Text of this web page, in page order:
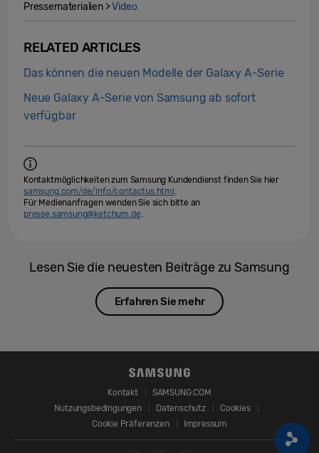
Pressematerialien >Video
RELATED ARTICLES
Das können die neuen Modelle der Galaxy A-Serie
Neue Galaxy A-Serie von Samsung ab sofort
verfügbar
Kontaktmöglichkeiten zum Samsung Kundendienst finden Sie hier
samsung.com/de/info/contactus.html .
Für Medienanfragen wenden Sie sich bitte an
presse.samsung@ketchum.de.
Lesen Sie die neuesten Beiträge zu Samsung
Erfahren Sie mehr
Kontakt
SAMSUNG.COM
Nutzungsbedingungen
Datenschutz
Cookies
Cookie Präferenzen
Impressum